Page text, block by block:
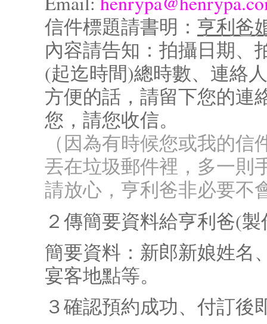
信件標題請書明： 亨利爸
內容請告知：拍攝日期、
(起迄時間)總時數、連絡
方便的話，請留下您的連
您，請您收信。
（因為有時候您或我的
丟在垃圾郵件裡，多一則
請放心，亨利爸非必要不
２傳簡要資料給亨利爸(
簡要資料：新郎新娘姓名
宴客地點等。
３確認預約成功、付訂後